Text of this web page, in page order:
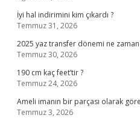
İyi hal indirimini kim çıkardı ?
Temmuz 31, 2026
2025 yaz transfer dönemi ne
Temmuz 30, 2026
190 cm kaç feet’tir ?
Temmuz 24, 2026
Ameli imanın bir parçası olarak
Temmuz 3, 2026